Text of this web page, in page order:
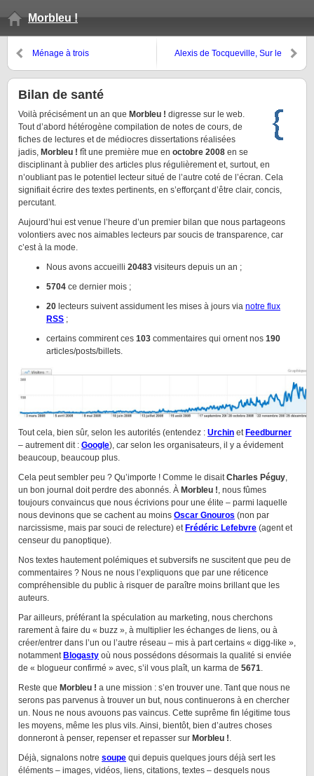
Morbleu !
Ménage à trois
Alexis de Tocqueville, Sur le
Bilan de santé
Voilà précisément un an que Morbleu ! digresse sur le web.
Tout d’abord hétérogène compilation de notes de cours, de
fiches de lectures et de médiocres dissertations réalisées
jadis, Morbleu ! fît une première mue en octobre 2008 en se
disciplinant à publier des articles plus régulièrement et, surtout, en
n’oubliant pas le potentiel lecteur situé de l’autre coté de l’écran. Cela
signifiait écrire des textes pertinents, en s’efforçant d’être clair, concis,
percutant.
Aujourd’hui est venue l’heure d’un premier bilan que nous partageons
volontiers avec nos aimables lecteurs par soucis de transparence, car
c’est à la mode.
Nous avons accueilli 20483 visiteurs depuis un an ;
5704 ce dernier mois ;
20 lecteurs suivent assidument les mises à jours via notre flux
RSS ;
certains commirent ces 103 commentaires qui ornent nos 190
articles/posts/billets.
Tout cela, bien sûr, selon les autorités (entendez : Urchin et Feedburner
– autrement dit : Google), car selon les organisateurs, il y a évidement
beaucoup, beaucoup plus.
Cela peut sembler peu ? Qu’importe ! Comme le disaitCharles Péguy,
un bon journal doit perdre des abonnés. À Morbleu !, nous fûmes
toujours convaincus que nous écrivions pour une élite – parmi laquelle
nous devinons que se cachent au moins Oscar Gnouros (non par
narcissisme, mais par souci de relecture) et Frédéric Lefebvre (agent et
censeur du panoptique).
Nos textes hautement polémiques et subversifs ne suscitent que peu de
commentaires ? Nous ne nous l’expliquons que par une réticence
compréhensible du public à risquer de paraître moins brillant que les
auteurs.
Par ailleurs, préférant la spéculation au marketing, nous cherchons
rarement à faire du « buzz », à multiplier les échanges de liens, ou à
créer/entrer dans l’un ou l’autre réseau – mis à part certains « digg-like »,
notamment Blogasty où nous possédons désormais la qualité si enviée
de « blogueur confirmé » avec, s’il vous plaît, un karma de 5671.
Reste que Morbleu ! a une mission : s’en trouver une. Tant que nous ne
serons pas parvenus à trouver un but, nous continuerons à en chercher
un. Nous ne nous avouons pas vaincus. Cette suprême fin légitime tous
les moyens, même les plus vils. Ainsi, bientôt, bien d’autres choses
donneront à penser, repenser et repasser sur Morbleu !.
Déjà, signalons notre soupe qui depuis quelques jours déjà sert les
éléments – images, vidéos, liens, citations, textes – desquels nous